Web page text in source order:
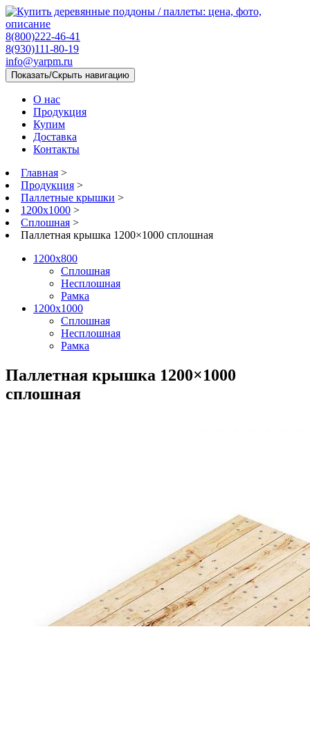
8(800)222-46-41
8(930)111-80-19
info@yarpm.ru
Показать/Скрыть навигацию
О нас
Продукция
Купим
Доставка
Контакты
Главная >
Продукция >
Паллетные крышки >
1200x1000 >
Сплошная >
Паллетная крышка 1200×1000 сплошная
1200х800
Сплошная
Несплошная
Рамка
1200x1000
Сплошная
Несплошная
Рамка
Паллетная крышка 1200×1000
сплошная